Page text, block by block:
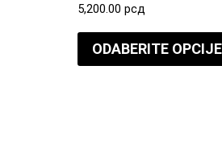
5,200.00 рсд
ODABERITE OPCIJE